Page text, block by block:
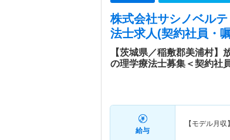
株式会社サシノベル
法士求人(契約社員・
【茨城県／稲敷郡美浦村
の理学療法士募集＜契約社
給与
【モデル月収】